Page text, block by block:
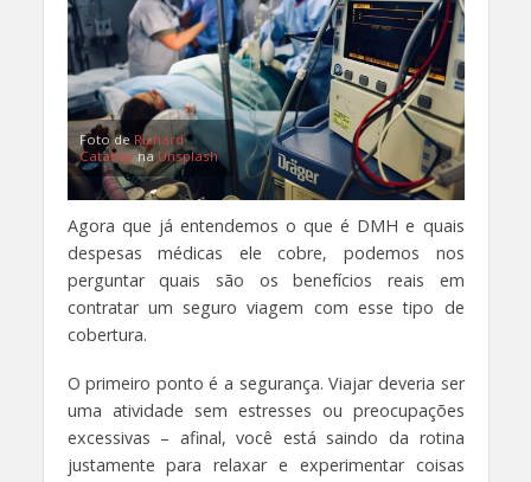
Foto de Richard
Catabayna Unsplash
Agora que já entendemos o que é DMH e quais
despesas médicas ele cobre, podemos nos
perguntar quais são os benefícios reais em
contratar um seguro viagem com esse tipo de
cobertura.
O primeiro ponto é a segurança. Viajar deveria ser
uma atividade sem estresses ou preocupações
excessivas – afinal, você está saindo da rotina
justamente para relaxar e experimentar coisas